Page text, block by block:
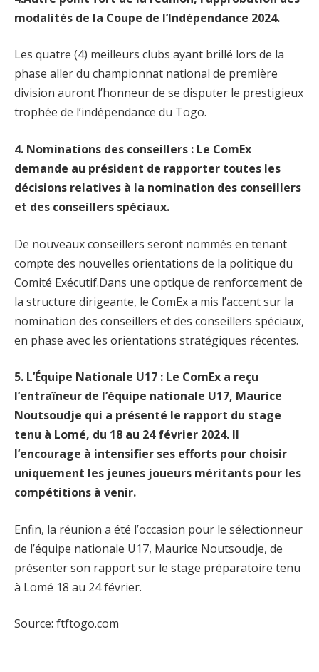
modalités de la Coupe de l’Indépendance 2024.
Les quatre (4) meilleurs clubs ayant brillé lors de la
phase aller du championnat national de première
division auront l’honneur de se disputer le prestigieux
trophée de l’indépendance du Togo.
4. Nominations des conseillers : Le ComEx
demande au président de rapporter toutes les
décisions relatives à la nomination des conseillers
et des conseillers spéciaux.
De nouveaux conseillers seront nommés en tenant
compte des nouvelles orientations de la politique du
Comité Exécutif.Dans une optique de renforcement de
la structure dirigeante, le ComEx a mis l’accent sur la
nomination des conseillers et des conseillers spéciaux,
en phase avec les orientations stratégiques récentes.
5. L’Équipe Nationale U17 : Le ComEx a reçu
l’entraîneur de l’équipe nationale U17, Maurice
Noutsoudje qui a présenté le rapport du stage
tenu à Lomé, du 18 au 24 février 2024. Il
l’encourage à intensifier ses efforts pour choisir
uniquement les jeunes joueurs méritants pour les
compétitions à venir.
Enfin, la réunion a été l’occasion pour le sélectionneur
de l’équipe nationale U17, Maurice Noutsoudje, de
présenter son rapport sur le stage préparatoire tenu
à Lomé 18 au 24 février.
Source: ftftogo.com